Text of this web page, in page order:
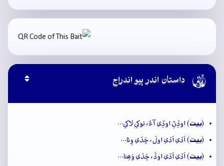
 داستان اندر ٻيو اندراج
(بيت) اوڏِڻِ اوڏِي آءُ، توکي لاکي…
(بيت) اَڏي اَڏي اولَ، ڇَڏي وِئا…
(بيت) اَڏي اَڏي اوڏَ، ڇَڏي وَھِئا…